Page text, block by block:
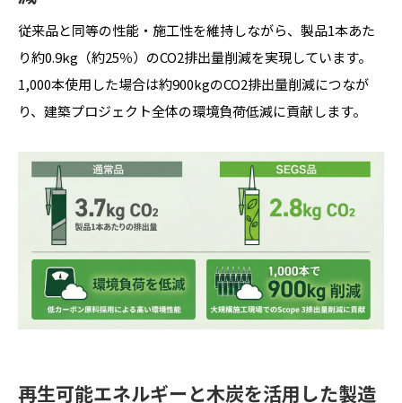
従来品と同等の性能・施工性を維持しながら、製品1本あた
り約0.9kg（約25％）のCO2排出量削減を実現しています。
1,000本使用した場合は約900kgのCO2排出量削減につなが
り、建築プロジェクト全体の環境負荷低減に貢献します。
再生可能エネルギーと木炭を活用した製造